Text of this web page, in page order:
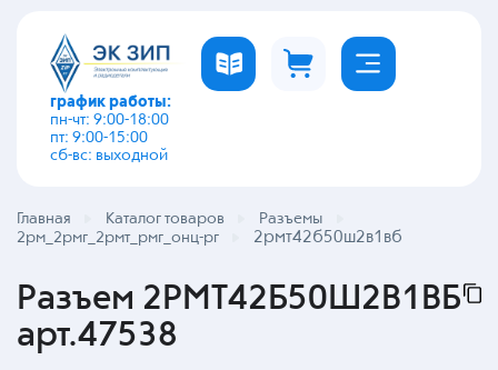
график работы:
пн-чт: 9:00-18:00
пт: 9:00-15:00
сб-вс: выходной
Главная Каталог товаров
Разъемы
2рм_2рмг_2рмт_рмг_онц-рг
2рмт42б50ш2в1вб
Разъем 2РМТ42Б50Ш2В1ВБ
арт.47538